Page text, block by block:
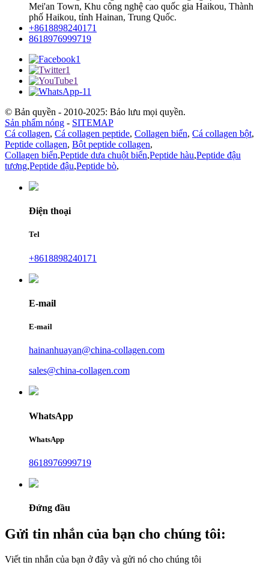
Mei'an Town, Khu công nghệ cao quốc gia Haikou, Thành
phố Haikou, tỉnh Hainan, Trung Quốc.
+8618898240171
8618976999719
© Bản quyền - 2010-2025: Bảo lưu mọi quyền.
Sản phẩm nóng - SITEMAP
Cá collagen, Cá collagen peptide, Collagen biển, Cá collagen bột,
Peptide collagen, Bột peptide collagen,
Collagen biển,Peptide dưa chuột biển,Peptide hàu,Peptide đậu
tương,Peptide đậu,Peptide bò,
Điện thoại
Tel
+8618898240171
E-mail
E-mail
hainanhuayan@china-collagen.com
sales@china-collagen.com
WhatsApp
WhatsApp
8618976999719
Đứng đầu
Gửi tin nhắn của bạn cho chúng tôi:
Viết tin nhắn của bạn ở đây và gửi nó cho chúng tôi